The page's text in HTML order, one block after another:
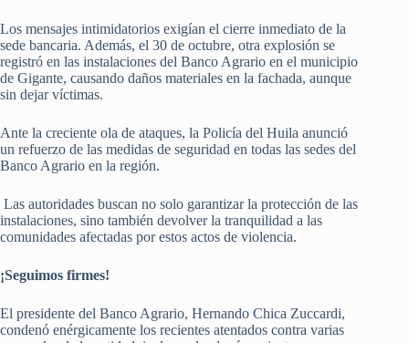
Los mensajes intimidatorios exigían el cierre inmediato de la
sede bancaria. Además, el 30 de octubre, otra explosión se
registró en las instalaciones del Banco Agrario en el municipio
de Gigante, causando daños materiales en la fachada, aunque
sin dejar víctimas.
Ante la creciente ola de ataques, la Policía del Huila anunció
un refuerzo de las medidas de seguridad en todas las sedes del
Banco Agrario en la región.
Las autoridades buscan no solo garantizar la protección de las
instalaciones, sino también devolver la tranquilidad a las
comunidades afectadas por estos actos de violencia.
¡Seguimos firmes!
El presidente del Banco Agrario, Hernando Chica Zuccardi,
condenó enérgicamente los recientes atentados contra varias